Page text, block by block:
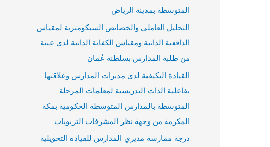
المتوسطة بمدينة الرياض
التحليل العاملي والخصائص السيكومترية لمقياس
الدافعية الذاتية ومقياس الكفاية الذاتية لدى عينة
من طلبة المدارس بسلطنة عُمان
القيادة التكيفية لدى مديرات المدارس وعلاقتها
بفاعلية الذات التدريسية لمعلمات المرحلة
المتوسطة بالمدارس المتوسطة الحكومية بمكة
المكرمة من وجهة نظر المشرفات التربويات
درجة ممارسة مديري المدارس للقيادة التحويلية